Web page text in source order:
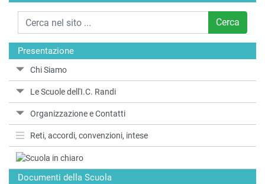
Cerca
Presentazione
Chi Siamo
Le Scuole dell'I.C. Randi
Organizzazione e Contatti
Reti, accordi, convenzioni, intese
Documenti della Scuola